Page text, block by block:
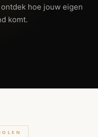
hoe jouw eigen
komt.